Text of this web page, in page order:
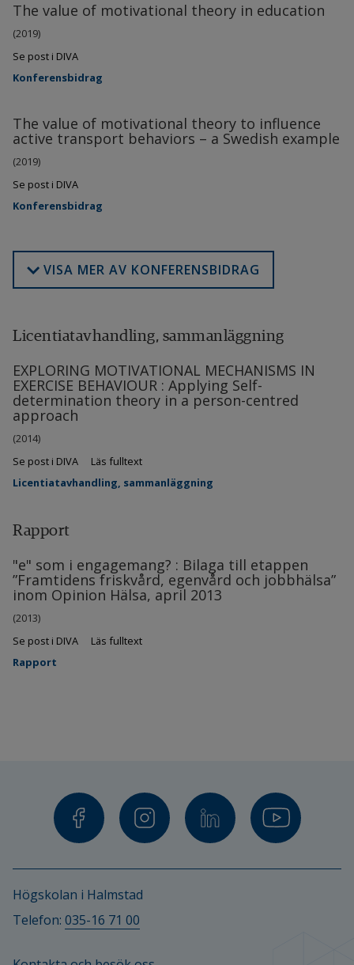
The value of motivational theory in education
(2019)
Se post i DIVA
Konferensbidrag
The value of motivational theory to influence
active transport behaviors – a Swedish example
(2019)
Se post i DIVA
Konferensbidrag
VISA MER AV KONFERENSBIDRAG
Licentiatavhandling, sammanläggning
EXPLORING MOTIVATIONAL MECHANISMS IN
EXERCISE BEHAVIOUR : Applying Self-
determination theory in a person-centred
approach
(2014)
Se post i DIVA
Läs fulltext
Licentiatavhandling, sammanläggning
Rapport
"e" som i engagemang? : Bilaga till etappen
”Framtidens friskvård, egenvård och jobbhälsa”
inom Opinion Hälsa, april 2013
(2013)
Se post i DIVA
Läs fulltext
Rapport
Högskolan i Halmstad
Telefon: 035-16 71 00